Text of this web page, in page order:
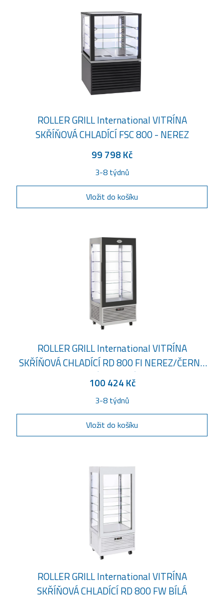
ROLLER GRILL International VITRÍNA
SKŘÍŇOVÁ CHLADÍCÍ FSC 800 - NEREZ
99 798 Kč
3-8 týdnů
Vložit do košíku
ROLLER GRILL International VITRÍNA
SKŘÍŇOVÁ CHLADÍCÍ RD 800 FI NEREZ/ČERNÝ
RÁM DVEŘÍ
100 424 Kč
3-8 týdnů
Vložit do košíku
ROLLER GRILL International VITRÍNA
SKŘÍŇOVÁ CHLADÍCÍ RD 800 FW BÍLÁ